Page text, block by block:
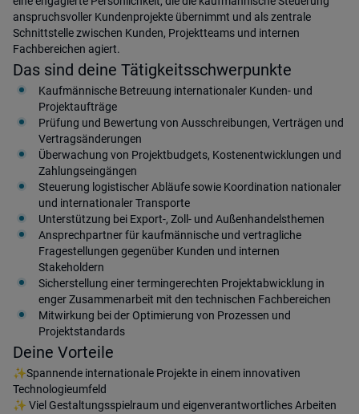
anspruchsvoller Kundenprojekte übernimmt und als zentrale
Schnittstelle zwischen Kunden, Projektteams und internen
Fachbereichen agiert.
Das sind deine Tätigkeitsschwerpunkte
Kaufmännische Betreuung internationaler Kunden- und
Projektaufträge
Prüfung und Bewertung von Ausschreibungen, Verträgen und
Vertragsänderungen
Überwachung von Projektbudgets, Kostenentwicklungen und
Zahlungseingängen
Steuerung logistischer Abläufe sowie Koordination nationaler
und internationaler Transporte
Unterstützung bei Export-, Zoll- und Außenhandelsthemen
Ansprechpartner für kaufmännische und vertragliche
Fragestellungen gegenüber Kunden und internen
Stakeholdern
Sicherstellung einer termingerechten Projektabwicklung in
enger Zusammenarbeit mit den technischen Fachbereichen
Mitwirkung bei der Optimierung von Prozessen und
Projektstandards
Deine Vorteile
✨Spannende internationale Projekte in einem innovativen
Technologieumfeld
✨ Viel Gestaltungsspielraum und eigenverantwortliches Arbeiten